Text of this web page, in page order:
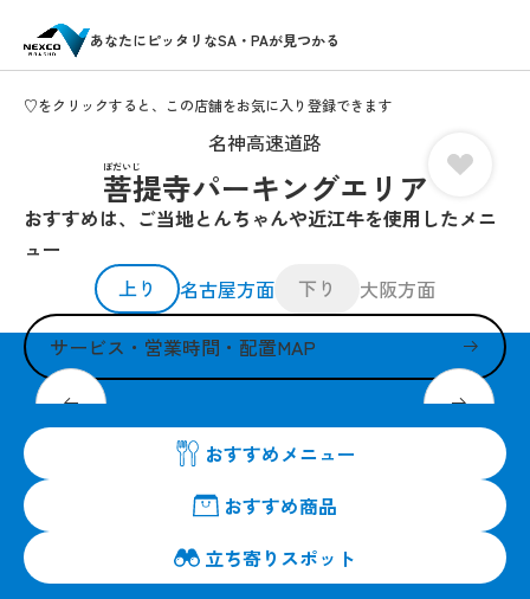
あなたにピッタリなSA・PAが見つかる
♡をクリックすると、この店舗をお気に入り登録できます
名神高速道路
菩提寺パーキングエリア
ぼだいじ
おすすめは、ご当地とんちゃんや近江牛を使用したメニ
ュー
上り
名古屋方面 下り 大阪方面
サービス・営業時間・配置MAP
ご当地グルメを使用した「とんちゃん丼」
おすすめメニュー
おすすめ商品
立ち寄りスポット